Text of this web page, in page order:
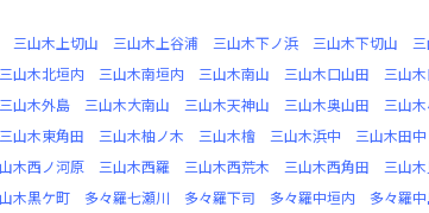
三山木上切山 三山木上谷浦 三山木下ノ浜 三山木下切山
三山木北垣内 三山木南垣内 三山木南山 三山木口山田 三山
三山木外島 三山木大南山 三山木天神山 三山木奥山田 三山
三山木東角田 三山木柚ノ木 三山木檜 三山木浜中 三山木田中
木西ノ河原 三山木西羅 三山木西荒木 三山木西角田 三山
木黒ケ町 多々羅七瀬川 多々羅下司 多々羅中垣内 多々羅